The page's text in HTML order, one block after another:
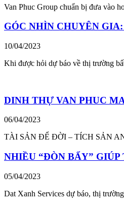
Van Phuc Group chuẩn bị đưa vào
GÓC NHÌN CHUYÊN
10/04/2023
Khi được hỏi dự báo về thị trường
DINH THỰ VAN PHUC
06/04/2023
TÀI SẢN ĐỂ ĐỜI – TÍCH SẢN AN
NHIỀU “ĐÒN BẨY”
05/04/2023
Dat Xanh Services dự báo, thị